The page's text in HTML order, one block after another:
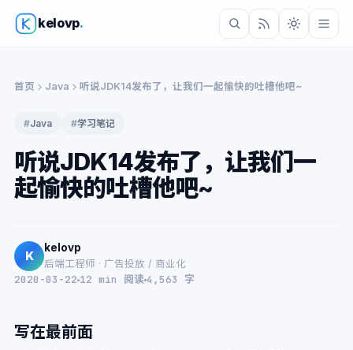
kelovp.
首页 Java 听说JDK14发布了，让我们一起愉快的吐槽他吧~
#Java #学习笔记
听说JDK14发布了，让我们一
起愉快的吐槽他吧~
K
kelovp
后端工程师 · 广告投放 / 商业化
2020-03-22 12 min 阅读4,563 字
写在最前面